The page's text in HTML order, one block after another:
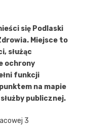
się Podlaski
Miejsce to
służąc
ochrony
funkcji
na mapie
publicznej.
3